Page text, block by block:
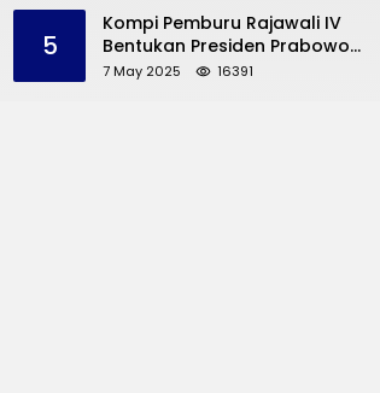
dan UMKM Trenggalek
5
Kompi Pemburu Rajawali IV
Bentukan Presiden Prabowo
Reuni
7 May 2025 16391